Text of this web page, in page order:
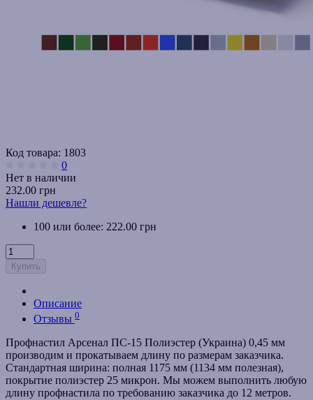
Код товара: 1803
0
Нет в наличии
232.00 грн
Нашли дешевле?
100 или более: 222.00 грн
Купить
Описание
Отзывы 0
Профнастил Арсенал ПС-15 Полиэстер (Украина) 0,45 мм
производим и прокатываем длину по размерам заказчика.
Стандартная ширина: полная 1175 мм (1134 мм полезная),
покрытие полиэстер 25 микрон. Мы можем выполнить любую
длину профнастила по требованию заказчика до 12 метров.